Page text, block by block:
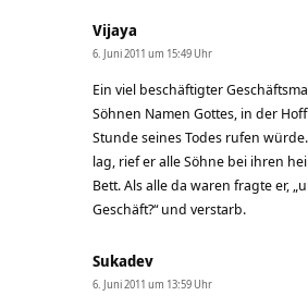
Vijaya
6. Juni 2011 um 15:49 Uhr
Ein viel beschäftigter
Söhnen Namen Gottes, in der
Stunde seines Todes rufen
lag, rief er alle Söhne bei ihren
Bett. Als alle da waren fragte er,
Geschäft?“ und verstarb.
Sukadev
6. Juni 2011 um 13:59 Uhr